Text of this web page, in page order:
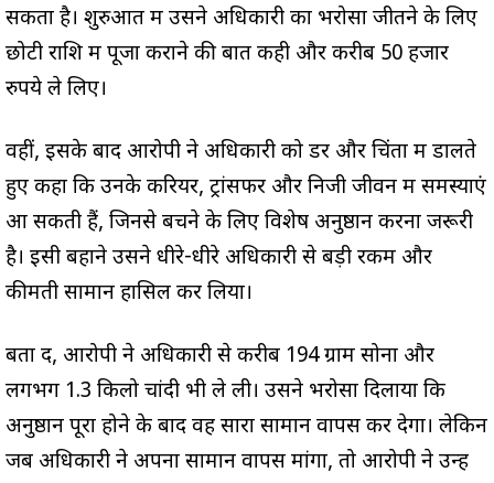
सकता है। शुरुआत में उसने अधिकारी का भरोसा जीतने के लिए
छोटी राशि में पूजा कराने की बात कही और करीब 50 हजार
रुपये ले लिए।
वहीं, इसके बाद आरोपी ने अधिकारी को डर और चिंता में डालते
हुए कहा कि उनके करियर, ट्रांसफर और निजी जीवन में समस्याएं
आ सकती हैं, जिनसे बचने के लिए विशेष अनुष्ठान करना जरूरी
है। इसी बहाने उसने धीरे-धीरे अधिकारी से बड़ी रकम और
कीमती सामान हासिल कर लिया।
बता दें, आरोपी ने अधिकारी से करीब 194 ग्राम सोना और
लगभग 1.3 किलो चांदी भी ले ली। उसने भरोसा दिलाया कि
अनुष्ठान पूरा होने के बाद वह सारा सामान वापस कर देगा। लेकिन
जब अधिकारी ने अपना सामान वापस मांगा, तो आरोपी ने उन्हें